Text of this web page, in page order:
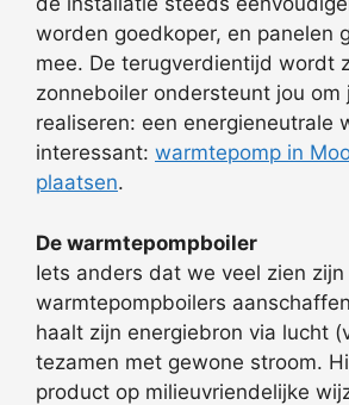
worden goedkoper, en panelen
mee. De terugverdientijd wordt
zonneboiler ondersteunt jou om
realiseren: een energieneutrale
interessant: warmtepomp in
plaatsen.
De warmtepompboiler
Iets anders dat we veel zien zijn
warmtepompboilers
haalt zijn energiebron via lucht
tezamen met gewone stroom.
product op milieuvriendelijke